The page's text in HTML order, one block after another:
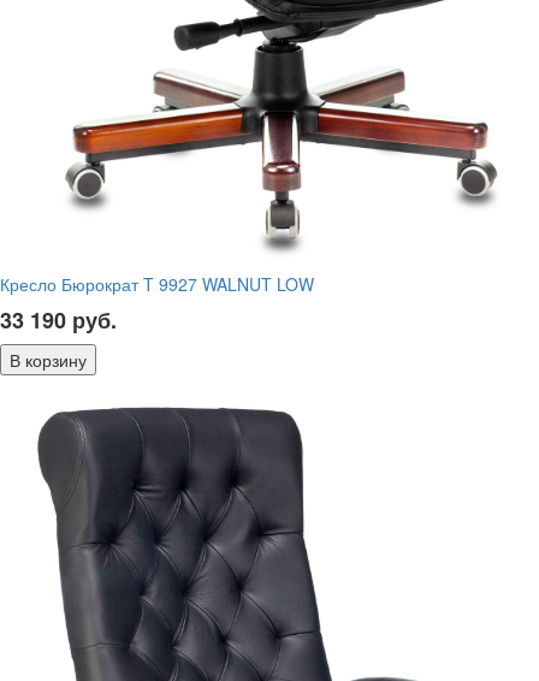
Кресло Бюрократ T 9927 WALNUT LOW
33 190 руб.